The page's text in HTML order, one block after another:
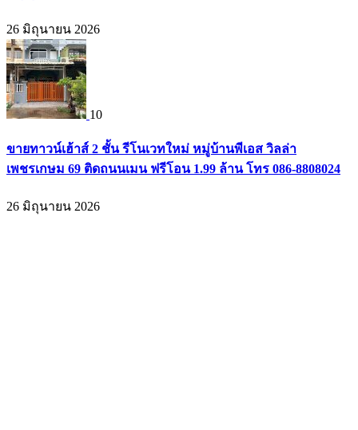
26 มิถุนายน 2026
10
ขายทาวน์เฮ้าส์ 2 ชั้น รีโนเวทใหม่ หมู่บ้านพีเอส วิลล่า
เพชรเกษม 69 ติดถนนเมน ฟรีโอน 1.99 ล้าน โทร 086-8808024
26 มิถุนายน 2026